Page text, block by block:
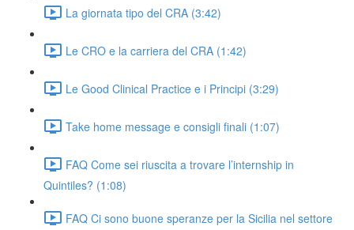
La giornata tipo del CRA (3:42)
Le CRO e la carriera del CRA (1:42)
Le Good Clinical Practice e i Principi (3:29)
Take home message e consigli finali (1:07)
FAQ Come sei riuscita a trovare l’internship in
Quintiles? (1:08)
FAQ Ci sono buone speranze per la Sicilia nel settore